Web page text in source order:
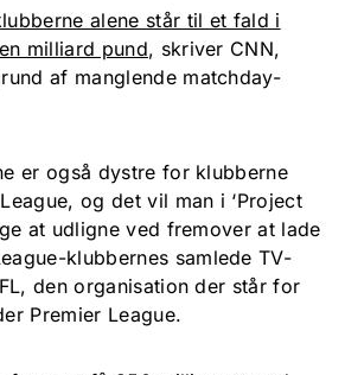
alene står til et fald i
milliard pund, skriver CNN,
af manglende matchday-
er også dystre for klubberne
og det vil man i ‘Project
at udligne ved fremover at lade
klubbernes samlede TV-
den organisation der står for
Premier League.